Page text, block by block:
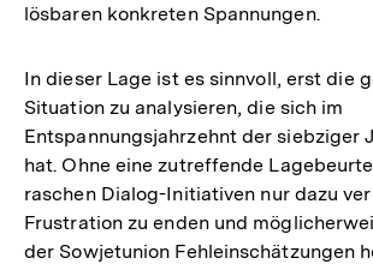
lösbaren konkreten Spannungen.
In dieser Lage ist es sinnvoll, erst die
Situation zu analysieren, die sich im
Entspannungsjahrzehnt der siebziger
hat. Ohne eine zutreffende
raschen Dialog-Initiativen nur dazu
Frustration zu enden und
der Sowjetunion Fehleinschätzungen